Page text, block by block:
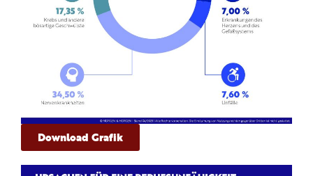
Download Grafik